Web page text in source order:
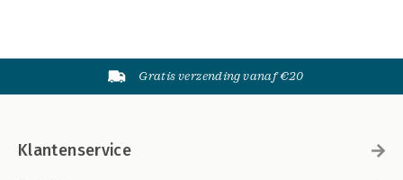
Gratis verzending vanaf €20
Klantenservice